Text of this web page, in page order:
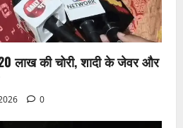
लाख की चोरी, शादी के जेवर और
0